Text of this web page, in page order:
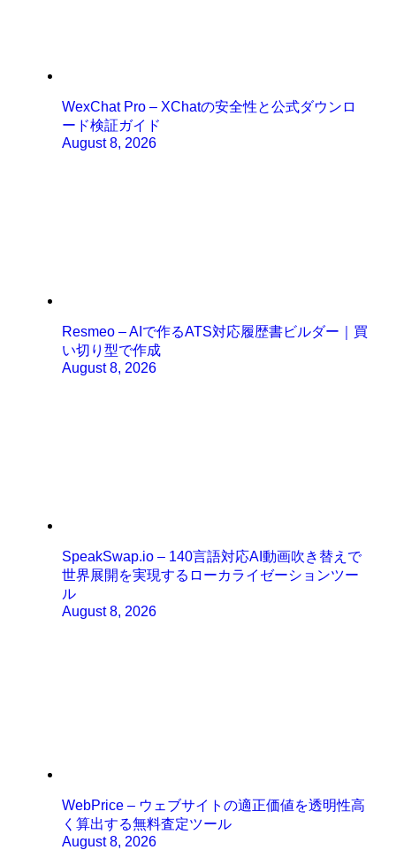
WexChat Pro – XChatの安全性と公式ダウンロ
ード検証ガイド
August 8, 2026
Resmeo – AIで作るATS対応履歴書ビルダー｜買
い切り型で作成
August 8, 2026
SpeakSwap.io – 140言語対応AI動画吹き替えで
世界展開を実現するローカライゼーションツー
ル
August 8, 2026
WebPrice – ウェブサイトの適正価値を透明性高
く算出する無料査定ツール
August 8, 2026